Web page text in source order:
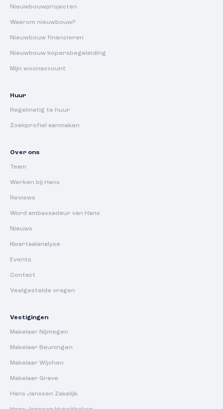
Nieuwbouwprojecten
Waarom nieuwbouw?
Nieuwbouw financieren
Nieuwbouw kopersbegeleiding
Mijn woonaccount
Huur
Regelmatig te huur
Zoekprofiel aanmaken
Over ons
Team
Werken bij Hans
Reviews
Word ambassadeur van Hans
Nieuws
Kwartaalanalyse
Events
Contact
Veelgestelde vragen
Vestigingen
Makelaar Nijmegen
Makelaar Beuningen
Makelaar Wijchen
Makelaar Grave
Hans Janssen Zakelijk